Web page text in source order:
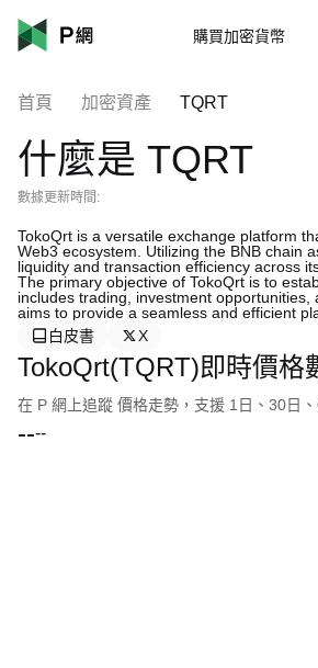
購買加密貨幣
首頁 加密資產 TQRT
什麼是 TQRT
數據更新時間:
TokoQrt is a versatile exchange platform
Web3 ecosystem. Utilizing the BNB chain
liquidity and transaction efficiency across
The primary objective of TokoQrt is to
includes trading, investment
aims to provide a seamless and efficient
白皮書
X
TokoQrt(TQRT)即時價格
在 P 網上追蹤 價格走勢，支援 1日、30日
----